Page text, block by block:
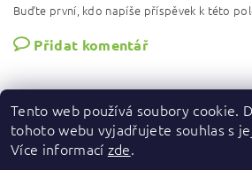
Buďte první, kdo napíše příspěvek k této
Přidat komentář
Tento web používá soubory cookie.
tohoto webu vyjadřujete souhlas s
Více informací zde.